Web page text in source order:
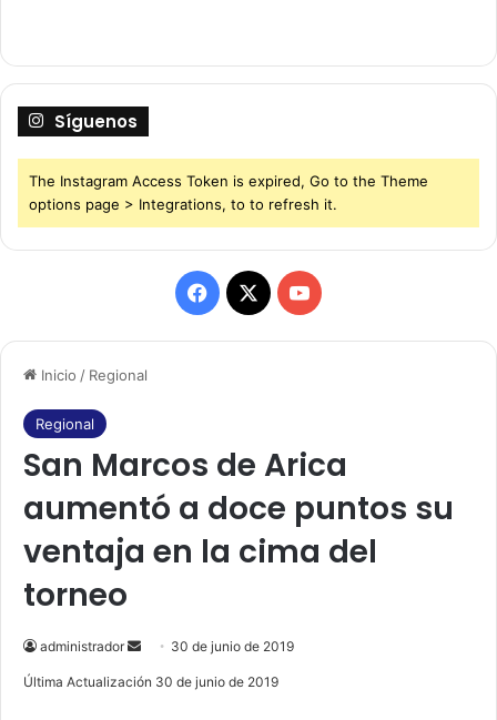
Inicio / Regional
Regional
San Marcos de Arica
aumentó a doce puntos su
ventaja en la cima del
torneo
administrador
e
30 de junio de 2019
Última Actualización 30 de junio de 2019
Síguenos
The Instagram Access Token is expired, Go to the Theme
options page > Integrations, to to refresh it.
F
a
b
o
o
X
Y
o
u
b
e